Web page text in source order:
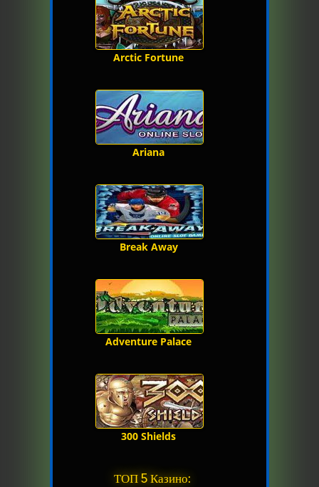
Arctic Fortune
Ariana
Break Away
Adventure Palace
300 Shields
ТОП 5 Казино: